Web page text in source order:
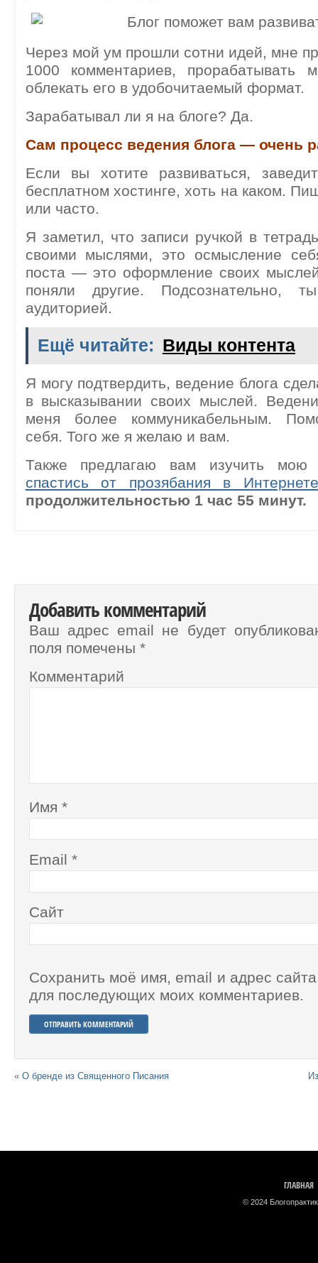
Через мой ум прошли сотни идей, мне
1000 комментариев, прорабатывать
облекать его в удобочитаемый формат.
Зарабатывал ли я на блоге? Да.
Сам процесс ведения блога — очень
Если вы хотите развиваться,
бесплатном хостинге, хоть на каком.
или часто.
Я заметил, что записи ручкой в
своими мыслями, это осмысление
поста — это оформление своих
поняли другие. Подсознательно,
аудиторией.
Ещё читайте: Виды контента
Я могу подтвердить, ведение блога
в высказывании своих мыслей.
меня более коммуникабельным.
себя. Того же я желаю и вам.
Также предлагаю вам изучить мою
спастись от прозябания в Интернете
продолжительностью 1 час 55 минут.
Добавить комментарий
Ваш адрес email не будет
поля помечены *
Комментарий
Имя *
Email *
Сайт
Сохранить моё имя, email и адрес
для последующих моих комментариев.
« О бренде из Священного Писания
ГЛАВНАЯ
© 2024